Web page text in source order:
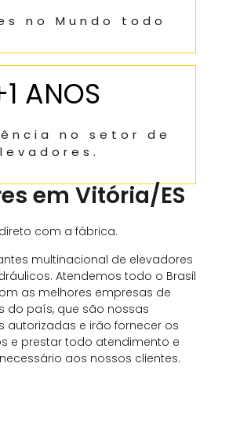
no Mundo todo
1 ANOS
no setor de
em Vitória/ES
com a fábrica.
multinacional de elevadores
Atendemos todo o Brasil
as melhores empresas de
do país, que são nossas
autorizadas e irão fornecer os
e prestar todo atendimento e
aos nossos clientes.